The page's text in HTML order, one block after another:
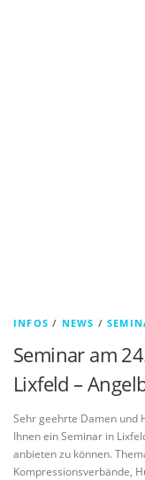
INFOS / NEWS /
Seminar am
Lixfeld –
Sehr geehrte Damen und
Ihnen ein Seminar in
anbieten zu können.
Kompressionsverbände,